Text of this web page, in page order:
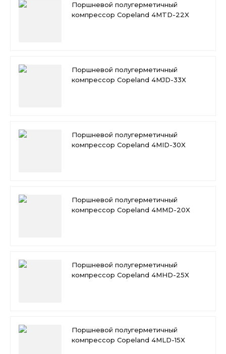
Поршневой полугерметичный
компрессор Copeland 4MTD-22X
Поршневой полугерметичный
компрессор Copeland 4MJD-33X
Поршневой полугерметичный
компрессор Copeland 4MID-30X
Поршневой полугерметичный
компрессор Copeland 4MMD-20X
Поршневой полугерметичный
компрессор Copeland 4MHD-25X
Поршневой полугерметичный
компрессор Copeland 4MLD-15X